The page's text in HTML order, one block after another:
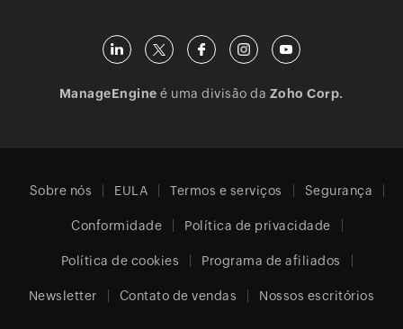
ManageEngine é uma divisão da Zoho Corp.
Sobre nós EULA Termos e serviços Segurança
Conformidade Política de privacidade
Política de cookies Programa de afiliados
Newsletter Contato de vendas Nossos escritórios